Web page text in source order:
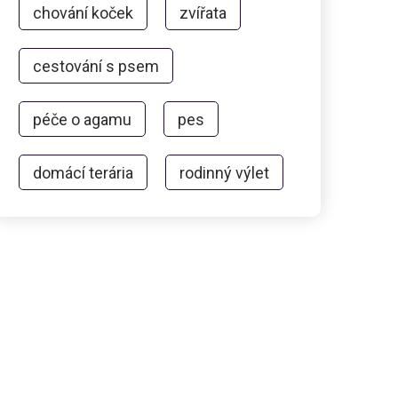
chování koček zvířata
cestování s psem
péče o agamu pes
domácí terária rodinný výlet